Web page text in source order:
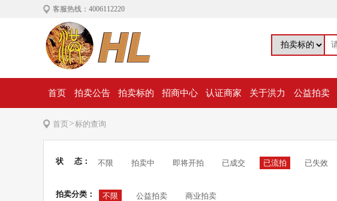
客服热线：4006112220
首页 拍卖公告 拍卖标的 招商中心 认证商家 关于洪力 公益拍卖
首页>标的查询
状 态： 不限 拍卖中 即将开拍 已成交 已流拍 已失效
拍卖分类： 不限 公益拍卖 商业拍卖